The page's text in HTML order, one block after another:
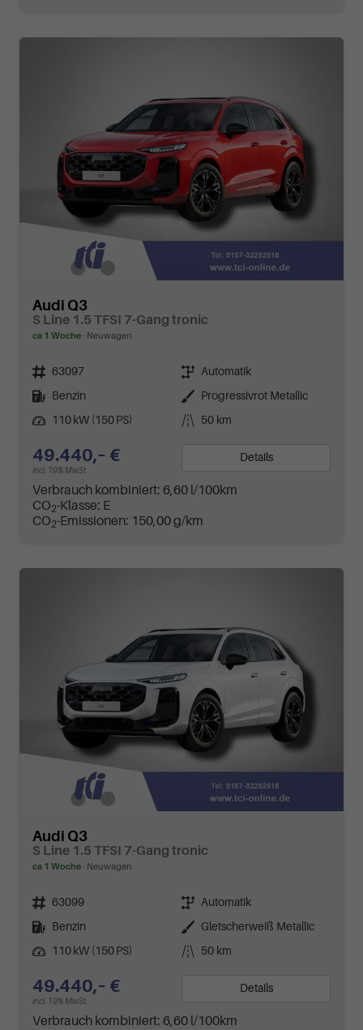
Audi Q3
S Line 1.5 TFSI 7-Gang tronic
ca 1 Woche Neuwagen
Fahrzeugnr. 63097 Getriebe Automatik
Kraftstoff
Benzin Außenfarbe
Progressivrot Metallic
Leistung
110 kW (150 PS) Kilometerstand 50 km
49.440,– €
incl. 19% MwSt.
Details
Verbrauch kombiniert: 6,60 l/100km
CO2-Klasse: E
CO2-Emissionen: 150,00 g/km
Audi Q3
S Line 1.5 TFSI 7-Gang tronic
ca 1 Woche Neuwagen
Fahrzeugnr. 63099 Getriebe Automatik
Kraftstoff
Benzin Außenfarbe Gletscherweiß Metallic
Leistung
110 kW (150 PS) Kilometerstand 50 km
49.440,– €
incl. 19% MwSt.
Details
Verbrauch kombiniert: 6,60 l/100km